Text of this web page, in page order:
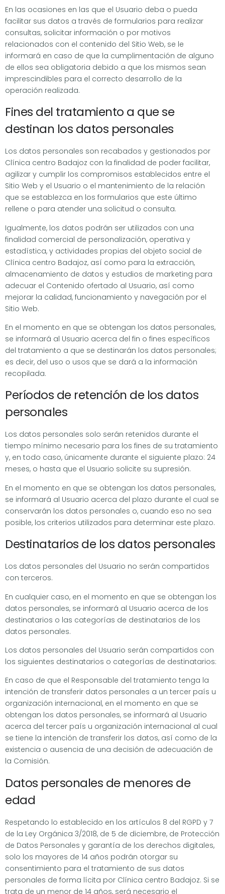
En las ocasiones en las que el Usuario deba o pueda
facilitar sus datos a través de formularios para realizar
consultas, solicitar información o por motivos
relacionados con el contenido del Sitio Web, se le
informará en caso de que la cumplimentación de alguno
de ellos sea obligatoria debido a que los mismos sean
imprescindibles para el correcto desarrollo de la
operación realizada.
Fines del tratamiento a que se
destinan los datos personales
Los datos personales son recabados y gestionados por
Clínica centro Badajoz con la finalidad de poder facilitar,
agilizar y cumplir los compromisos establecidos entre el
Sitio Web y el Usuario o el mantenimiento de la relación
que se establezca en los formularios que este último
rellene o para atender una solicitud o consulta.
Igualmente, los datos podrán ser utilizados con una
finalidad comercial de personalización, operativa y
estadística, y actividades propias del objeto social de
Clínica centro Badajoz, así como para la extracción,
almacenamiento de datos y estudios de marketing para
adecuar el Contenido ofertado al Usuario, así como
mejorar la calidad, funcionamiento y navegación por el
Sitio Web.
En el momento en que se obtengan los datos personales,
se informará al Usuario acerca del fin o fines específicos
del tratamiento a que se destinarán los datos personales;
es decir, del uso o usos que se dará a la información
recopilada.
Períodos de retención de los datos
personales
Los datos personales solo serán retenidos durante el
tiempo mínimo necesario para los fines de su tratamiento
y, en todo caso, únicamente durante el siguiente plazo: 24
meses, o hasta que el Usuario solicite su supresión.
En el momento en que se obtengan los datos personales,
se informará al Usuario acerca del plazo durante el cual se
conservarán los datos personales o, cuando eso no sea
posible, los criterios utilizados para determinar este plazo.
Destinatarios de los datos personales
Los datos personales del Usuario no serán compartidos
con terceros.
En cualquier caso, en el momento en que se obtengan los
datos personales, se informará al Usuario acerca de los
destinatarios o las categorías de destinatarios de los
datos personales.
Los datos personales del Usuario serán compartidos con
los siguientes destinatarios o categorías de destinatarios:
En caso de que el Responsable del tratamiento tenga la
intención de transferir datos personales a un tercer país u
organización internacional, en el momento en que se
obtengan los datos personales, se informará al Usuario
acerca del tercer país u organización internacional al cual
se tiene la intención de transferir los datos, así como de la
existencia o ausencia de una decisión de adecuación de
la Comisión.
Datos personales de menores de
edad
Respetando lo establecido en los artículos 8 del RGPD y 7
de la Ley Orgánica 3/2018, de 5 de diciembre, de Protección
de Datos Personales y garantía de los derechos digitales,
solo los mayores de 14 años podrán otorgar su
consentimiento para el tratamiento de sus datos
personales de forma lícita por Clínica centro Badajoz. Si se
trata de un menor de 14 años, será necesario el